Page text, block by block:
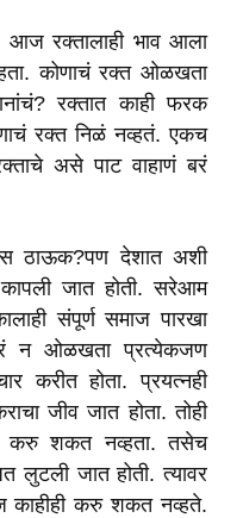
आज रक्तालाही भाव आला
कोणाचं रक्त ओळखता
रक्तात काही फरक
रक्त निळं नव्हतं. एकच
असे पाट वाहाणं बरं
ठाऊक?पण देशात अशी
कापली जात होती. सरेआम
संपूर्ण समाज पारखा
न ओळखता प्रत्येकजण
करीत होता. प्रयत्नही
जीव जात होता. तोही
करु शकत नव्हता. तसेच
लुटली जात होती. त्यावर
काहीही करु शकत नव्हते.